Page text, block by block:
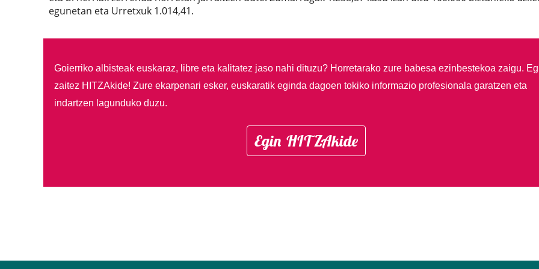
egunetan eta Urretxuk 1.014,41.
Goierriko albisteak euskaraz, libre eta kalitatez jaso nahi dituzu? Horretarako zure babesa ezinbestekoa zaigu.
zaitez HITZAkide! Zure ekarpenari esker, euskaratik eginda dagoen tokiko informazio profesionala garatzen eta
indartzen lagunduko duzu.
Egin HITZAkide